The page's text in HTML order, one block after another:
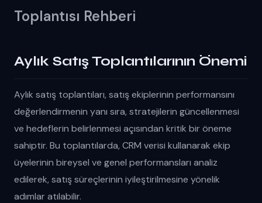
Toplantısı Rehberi
Aylık Satış Toplantılarının Önemi
Aylık satış toplantıları, satış ekiplerinin performansını
değerlendirmenin yanı sıra, stratejilerin güncellenmesi
ve hedeflerin belirlenmesi açısından kritik bir öneme
sahiptir. Bu toplantılarda, CRM verisi kullanarak ekip
üyelerinin bireysel ve genel performansları analiz
edilerek, satış süreçlerinin iyileştirilmesine yönelik
adımlar atılabilir.